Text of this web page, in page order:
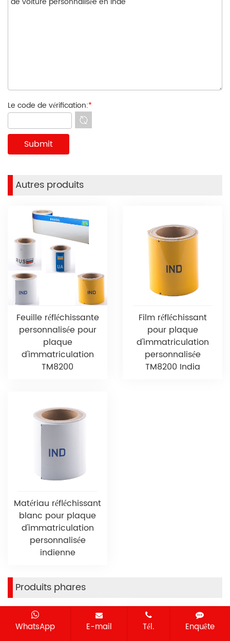
Le code de vérification:*
Autres produits
Feuille réfléchissante
personnalisée pour
plaque
d'immatriculation
TM8200
Film réfléchissant
pour plaque
d'immatriculation
personnalisée
TM8200 India
Matériau réfléchissant
blanc pour plaque
d'immatriculation
personnalisée
indienne
Produits phares
WhatsApp E-mail Tél. Enquête